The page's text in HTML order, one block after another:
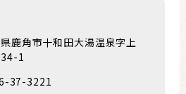
鹿角市十和田大湯温泉字上
1
37-3221